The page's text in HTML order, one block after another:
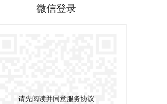
微信登录
请先阅读并同意服务协议